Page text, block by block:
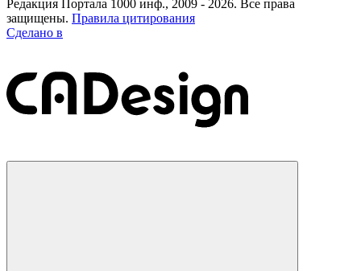
Редакция Портала 1000 инф., 2009 - 2026. Все права
защищены. Правила цитирования
Сделано в